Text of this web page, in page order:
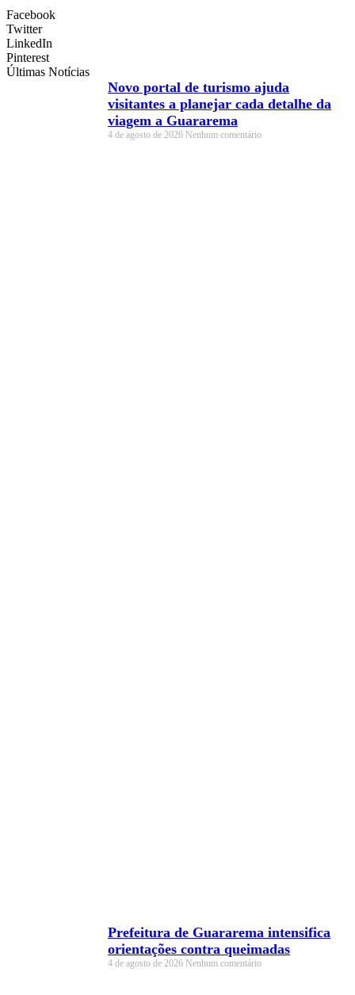
Facebook
Twitter
LinkedIn
Pinterest
Últimas Notícias
Novo portal de turismo ajuda
visitantes a planejar cada detalhe da
viagem a Guararema
4 de agosto de 2026 Nenhum comentário
Prefeitura de Guararema intensifica
orientações contra queimadas
4 de agosto de 2026 Nenhum comentário